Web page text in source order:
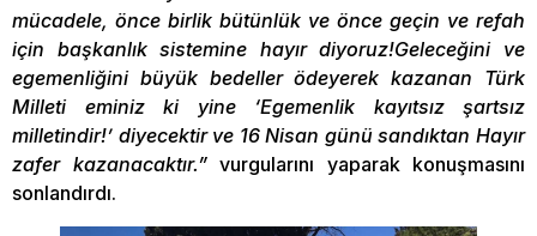
mücadele, önce birlik bütünlük ve önce geçin ve refah
için başkanlık sistemine hayır diyoruz!Geleceğini ve
egemenliğini büyük bedeller ödeyerek kazanan Türk
Milleti eminiz ki yine ‘Egemenlik kayıtsız şartsız
milletindir!’ diyecektir ve 16 Nisan günü sandıktan Hayır
zafer kazanacaktır.”vurgularını yaparak konuşmasını
sonlandırdı.